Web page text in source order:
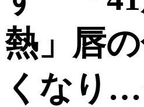
熱」唇
くなり